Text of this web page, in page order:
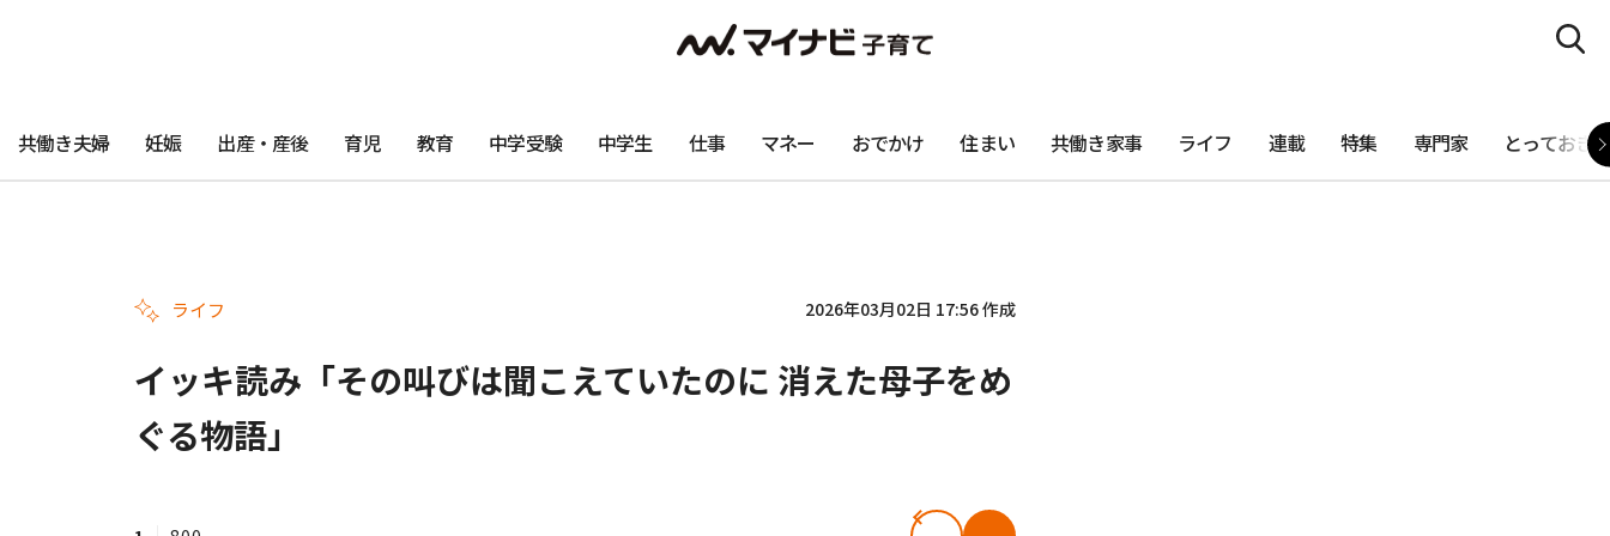
共働き夫婦 妊娠 出産・産後 育児 教育 中学受験 中学生 仕事 マネー おでかけ 住まい 共働き家事 ライフ 連載 特集 専門家 とっておき
ライフ 2026年03月02日 17:56 作成
イッキ読み「その叫びは聞こえていたのに 消えた母子をめ
ぐる物語」